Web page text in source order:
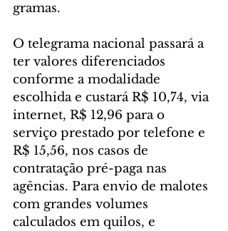
gramas.
O telegrama nacional passará a
ter valores diferenciados
conforme a modalidade
escolhida e custará R$ 10,74, via
internet, R$ 12,96 para o
serviço prestado por telefone e
R$ 15,56, nos casos de
contratação pré-paga nas
agências. Para envio de malotes
com grandes volumes
calculados em quilos, e